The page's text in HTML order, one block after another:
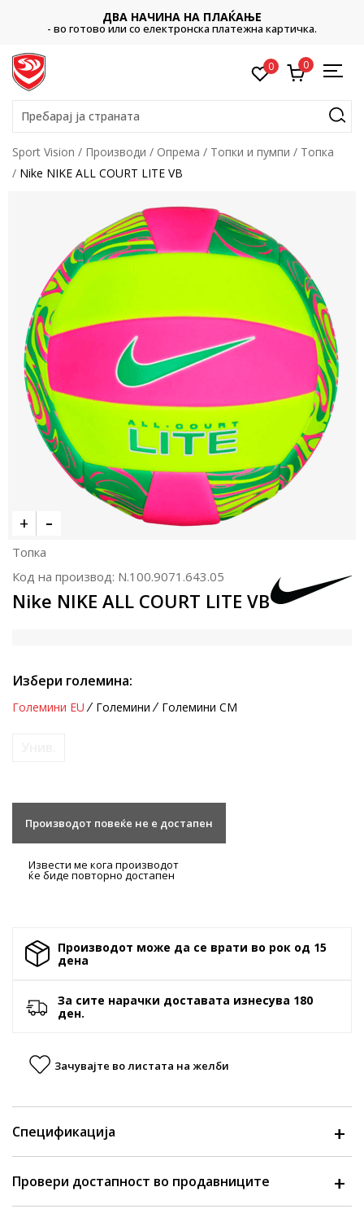
ДВА НАЧИНА НА ПЛАЌАЊЕ
- во готово или со електронска платежна картичка.
0 0
Пребарај ја страната
Sport Vision Производи Опрема Топки и пумпи
Топка
Nike NIKE ALL COURT LITE VB
Топка
Код на производ: N.100.9071.643.05
Nike NIKE ALL COURT LITE VB
Избери големина:
Големини EU Големини Големини CM
Производот повеќе не е достапен
Извести ме кога производот
ќе биде повторно достапен
Производот може да се врати во рок од 15
денa
За сите нарачки доставата изнесува 180
ден.
Зачувајте во листата на желби
Спецификација
Провери достапност во продавниците